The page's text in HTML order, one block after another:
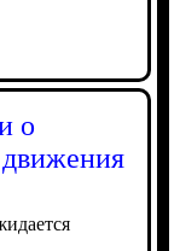
о
движения